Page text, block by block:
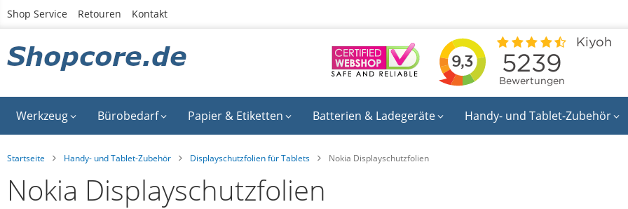
Zum
Shop Service Retouren Kontakt
Werkzeug Bürobedarf Papier & Etiketten Batterien & Ladegeräte Handy- und Tablet-Zubehör
Startseite Handy- und Tablet-Zubehör Displayschutzfolien für Tablets Nokia Displayschutzfolien
Nokia Displayschutzfolien